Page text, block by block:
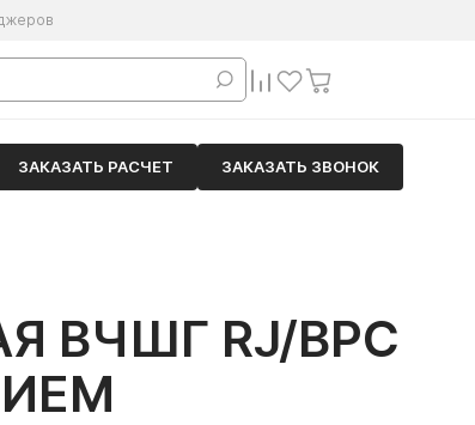
ЗАКАЗАТЬ РАСЧЕТ ЗАКАЗАТЬ ЗВОНОК
ВЧШГ RJ/ВРС